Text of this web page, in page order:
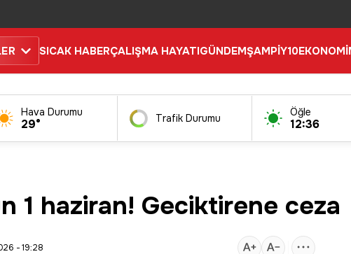
SICAK HABERÇALIŞMA HAYATIGÜNDEMŞAMPİY10EKONOMİ
Hava Durumu
29° Trafik Durumu Öğle
12:36
1 haziran! Geciktirene ceza
- 19:28